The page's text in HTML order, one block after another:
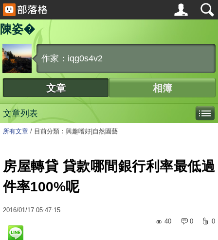
陳姿�
作家：iqg0s4v2
文章 相簿
文章列表
所有文章 / 目前分類：興趣嗜好|自然園藝
房屋轉貸 貸款哪間銀行利率最低過
件率100%呢
2016/01/17 05:47:15
40
0 0